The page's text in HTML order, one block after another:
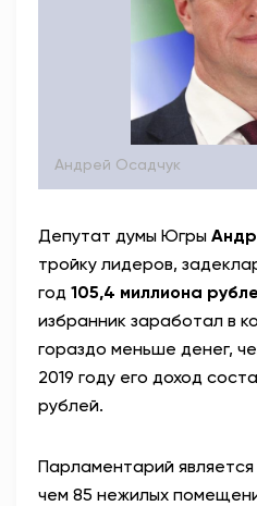
Андрей Осадчук
Депутат думы Югры
тройку лидеров,
год 105,4 миллиона
избранник заработал в
гораздо меньше денег,
2019 году его доход
рублей.
Парламентарий
чем 85 нежилых